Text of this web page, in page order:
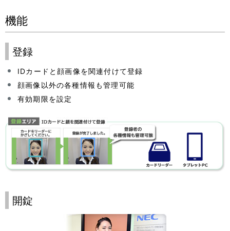
機能
登録
IDカードと顔画像を関連付けて登録
顔画像以外の各種情報も管理可能
有効期限を設定
開錠